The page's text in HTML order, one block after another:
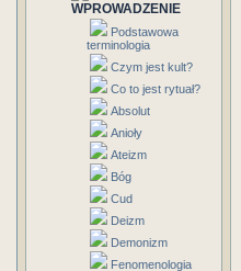
WPROWADZENIE
Podstawowa
terminologia
Czym jest kult?
Co to jest rytuał?
Absolut
Anioły
Ateizm
Bóg
Cud
Deizm
Demonizm
Fenomenologia